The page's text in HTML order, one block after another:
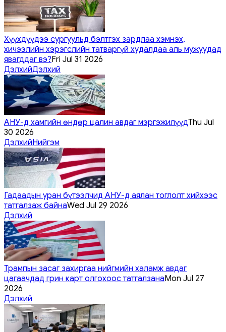
Хүүхдүүдээ сургуульд бэлтгэх зардлаа хэмнэх,
хичээлийн хэрэгслийн татваргүй худалдаа аль мужуудад
явагддаг вэ?Fri Jul 31 2026
ДэлхийДэлхий
АНУ-д хамгийн өндөр цалин авдаг мэргэжилүүдThu Jul
30 2026
ДэлхийНийгэм
Гадаадын уран бүтээлчид АНУ-д аялан тоглолт хийхээс
татгалзаж байнаWed Jul 29 2026
Дэлхий
Трампын засаг захиргаа нийгмийн халамж авдаг
цагаачдад грин карт олгохоос татгалзанаMon Jul 27
2026
Дэлхий